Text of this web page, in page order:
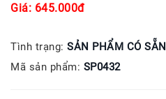
Giá: 645.000đ
Tình trạng: SẢN PHẨM CÓ SẴN
Mã sản phẩm: SP0432